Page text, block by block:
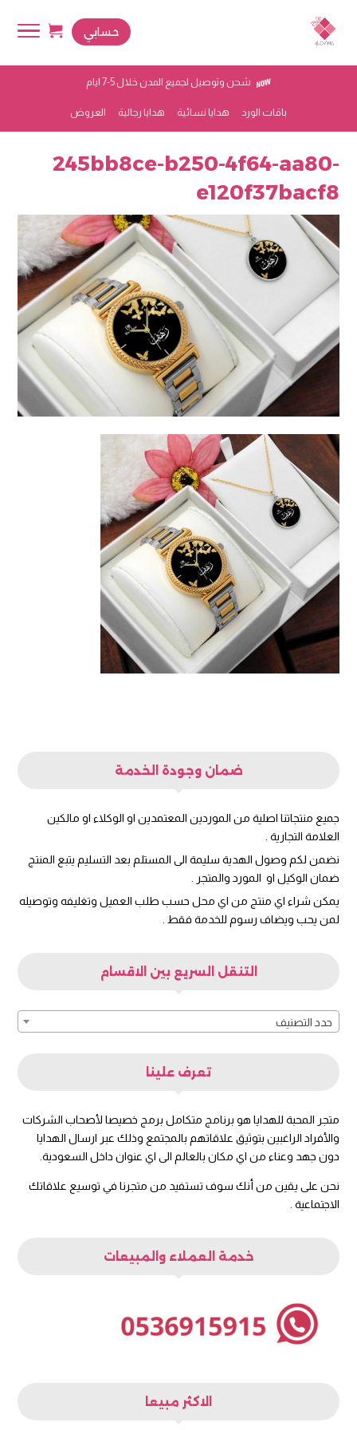
حسابي
باقات الورد هدايا نسائية هدايا رجالية العروض
245bb8ce-b250-4f64-aa80-
e120f37bacf8
ضمان وجودة الخدمة
جميع منتجاتنا اصلية من الموردين المعتمدين او الوكلاء او مالكين
العلامة التجارية .
نضمن لكم وصول الهدية سليمة الى المستلم بعد التسليم يتبع المنتج
ضمان الوكيل او المورد والمتجر .
يمكن شراء اي منتج من اي محل حسب طلب العميل وتغليفه وتوصيله
لمن يحب ويضاف رسوم للخدمة فقط .
التنقل السريع بين الاقسام
حدد التصنيف
تعرف علينا
متجر المحبة للهدايا هو برنامج متكامل برمج خصيصا لأصحاب الشركات
والأفراد الراغبين بتوثيق علاقاتهم بالمجتمع وذلك عبر ارسال الهدايا
دون جهد وعناء من اي مكان بالعالم الى اي عنوان داخل السعودية.
نحن على يقين من أنك سوف تستفيد من متجرنا في توسيع علاقاتك
الاجتماعية .
خدمة العملاء والمبيعات
الاكثر مبيعا